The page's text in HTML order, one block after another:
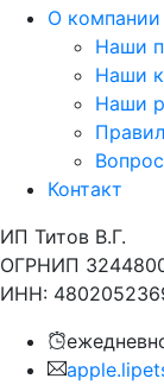
О компании
Наши
Наши
Наши
Контакт
ИП Титов В.Г.
ОГРНИП
ИНН: